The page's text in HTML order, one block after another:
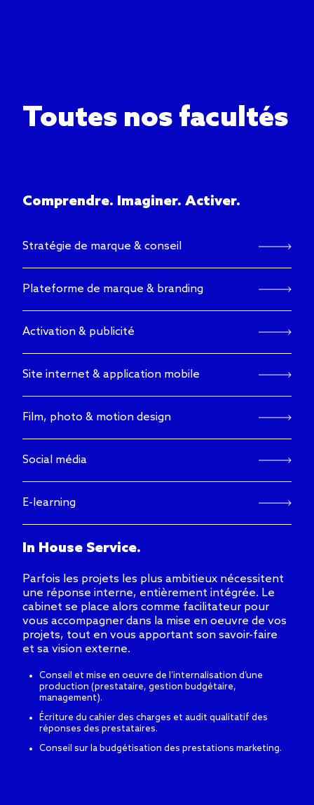
Toutes nos facultés
Comprendre. Imaginer. Activer.
Stratégie de marque & conseil
Plateforme de marque & branding
Activation & publicité
Site internet & application mobile
Film, photo & motion design
Social média
E-learning
In House Service.
Parfois les projets les plus ambitieux nécessitent
une réponse interne, entièrement intégrée. Le
cabinet se place alors comme facilitateur pour
vous accompagner dans la mise en oeuvre de vos
projets, tout en vous apportant son savoir-faire
et sa vision externe.
Conseil et mise en oeuvre de l’internalisation d’une
production (prestataire, gestion budgétaire,
management).
Écriture du cahier des charges et audit qualitatif des
réponses des prestataires.
Conseil sur la budgétisation des prestations marketing.